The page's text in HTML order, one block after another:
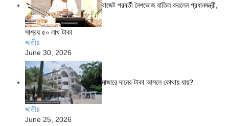
বাজেট পরবর্তী নৈশভোজ বাতিল করলেন প্রধানমন্ত্রী,
সাশ্রয় ৫০ লাখ টাকা
জাতীয়
June 30, 2026
মাজারে দানের টাকা আসলে কোথায় যায়?
জাতীয়
June 25, 2026